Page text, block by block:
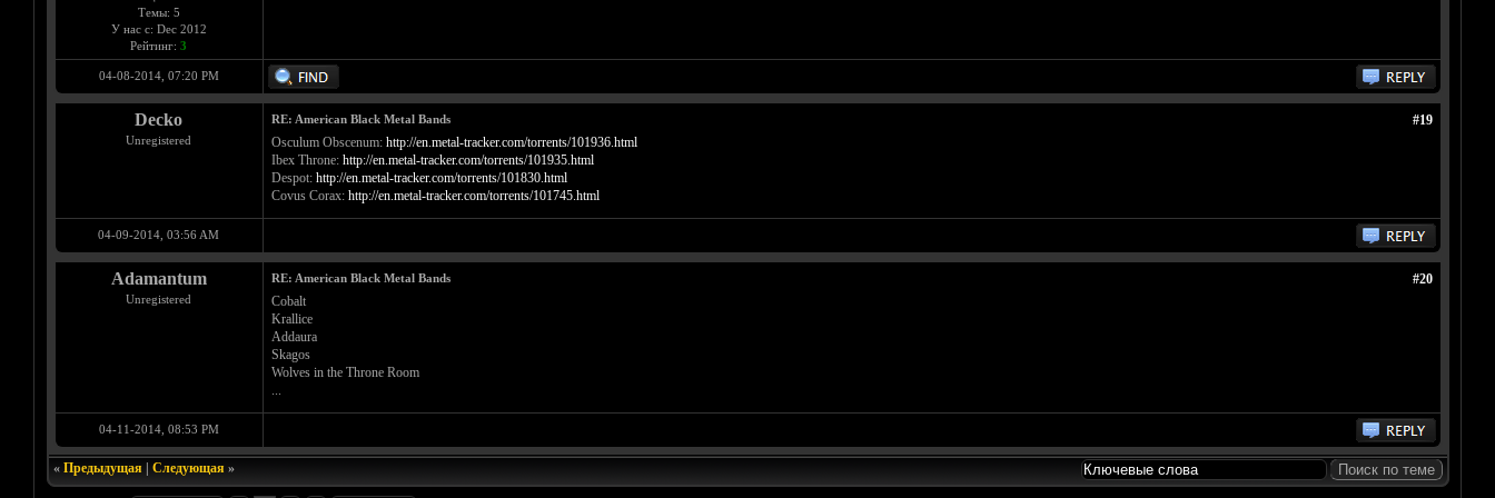
Темы: 5
У нас с: Dec 2012
Рейтинг: 3
04-08-2014, 07:20 PM
Decko
Unregistered
#19
RE: American Black Metal Bands
Osculum Obscenum: http://en.metal-tracker.com/torrents/101936.html
Ibex Throne: http://en.metal-tracker.com/torrents/101935.html
Despot: http://en.metal-tracker.com/torrents/101830.html
Covus Corax: http://en.metal-tracker.com/torrents/101745.html
04-09-2014, 03:56 AM
Adamantum
Unregistered
#20
RE: American Black Metal Bands
Cobalt
Krallice
Addaura
Skagos
Wolves in the Throne Room
...
04-11-2014, 08:53 PM
« Предыдущая| Следующая»